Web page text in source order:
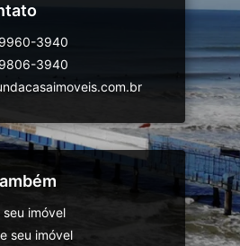
3940
3940
imóvel
seu imóvel